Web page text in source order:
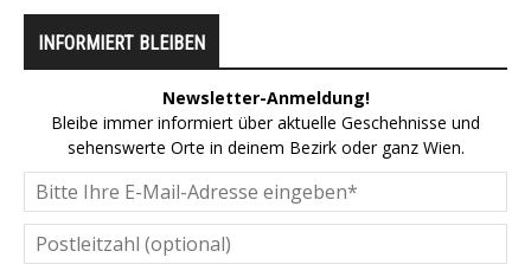
INFORMIERT BLEIBEN
Newsletter-Anmeldung!
Bleibe immer informiert über aktuelle Geschehnisse und
sehenswerte Orte in deinem Bezirk oder ganz Wien.